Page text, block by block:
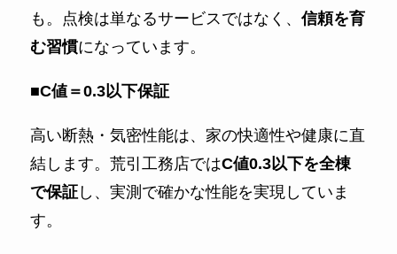
も。点検は単なるサービスではなく、信頼を育
む習慣になっています。
■C値＝0.3以下保証
高い断熱・気密性能は、家の快適性や健康に直
結します。荒引工務店ではC値0.3以下を全棟
で保証 し、実測で確かな性能を実現していま
す。